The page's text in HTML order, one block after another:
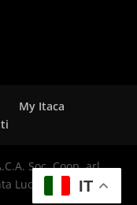
My Itaca
Soc. Coop. arl
Lucia, 8 - 06125
IT